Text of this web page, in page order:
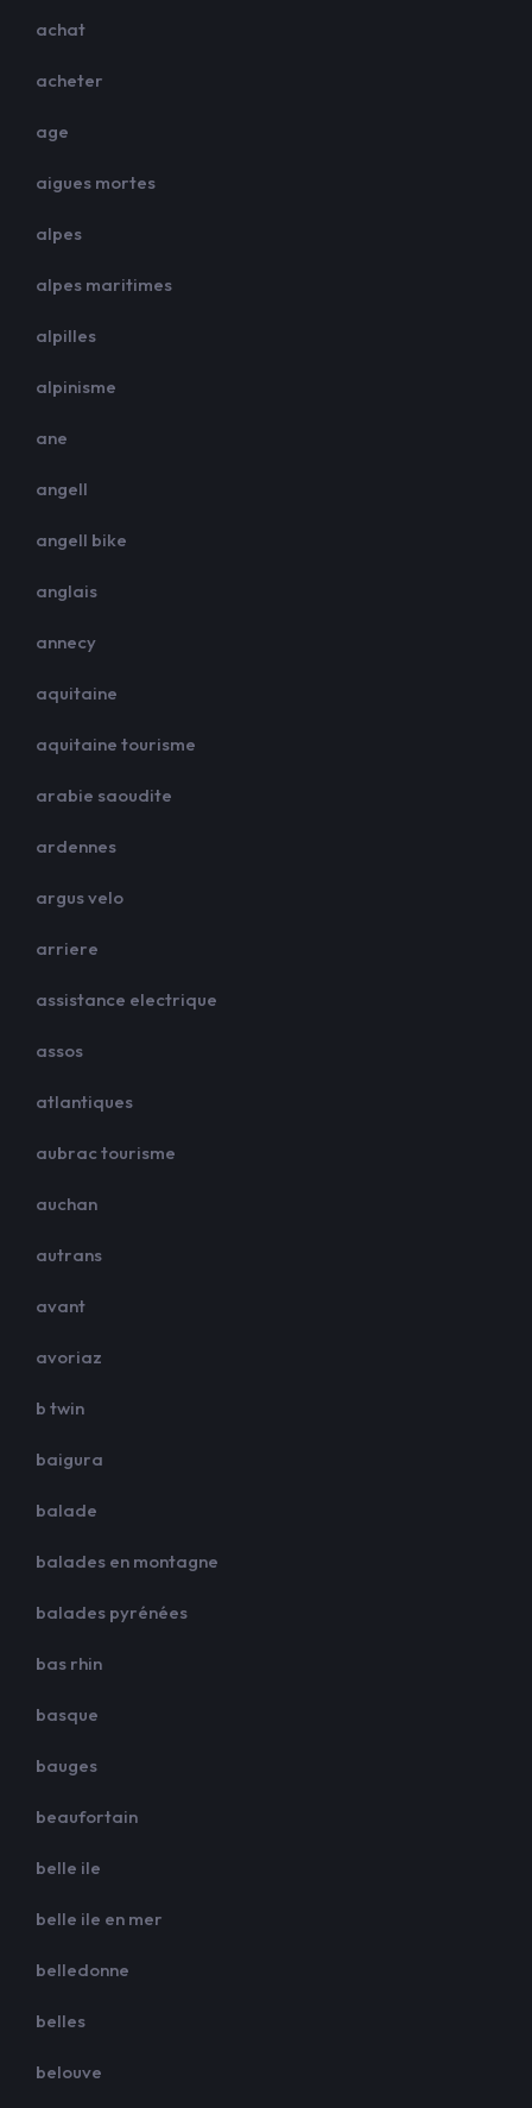
achat
acheter
age
aigues mortes
alpes
alpes maritimes
alpilles
alpinisme
ane
angell
angell bike
anglais
annecy
aquitaine
aquitaine tourisme
arabie saoudite
ardennes
argus velo
arriere
assistance electrique
assos
atlantiques
aubrac tourisme
auchan
autrans
avant
avoriaz
b twin
baigura
balade
balades en montagne
balades pyrénées
bas rhin
basque
bauges
beaufortain
belle ile
belle ile en mer
belledonne
belles
belouve